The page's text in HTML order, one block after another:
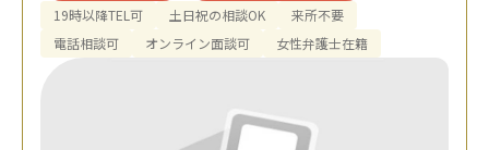
19時以降TEL可 土日祝の相談OK
来所不要
電話相談可
オンライン面談可 女性弁護士在籍